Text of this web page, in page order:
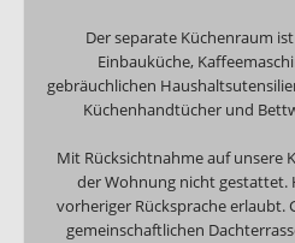
Der separate Küchenraum
Einbauküche,
gebräuchlichen
Küchenhandtücher und
Mit Rücksichtnahme auf unsere
der Wohnung nicht gestattet.
vorheriger Rücksprache erlaubt.
gemeinschaftlichen